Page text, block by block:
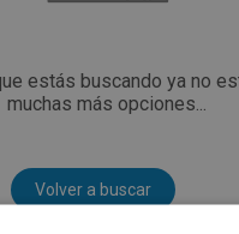
estás buscando ya no
muchas más opciones...
Volver a buscar